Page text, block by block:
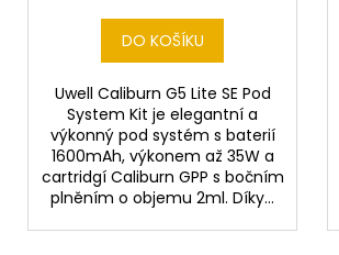
DO KOŠÍKU
Uwell Caliburn G5 Lite SE Pod
System Kit je elegantní a
výkonný pod systém s baterií
1600mAh, výkonem až 35W a
cartridgí Caliburn GPP s bočním
plněním o objemu 2ml. Díky...